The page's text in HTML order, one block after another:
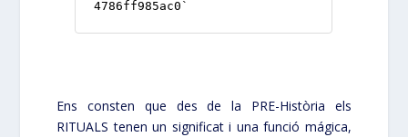
Ens consten que des de la PRE-Història els
RITUALS tenen un significat i una funció mágica,